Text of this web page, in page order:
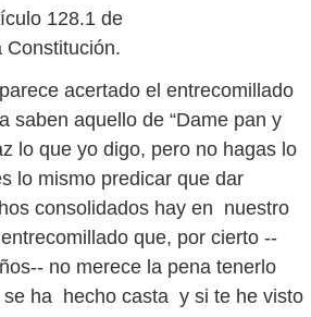
128.1 de
Constitución.
acertado el entrecomillado
saben aquello de “Dame pan y
lo que yo digo, pero no hagas lo
lo mismo predicar que dar
consolidados hay en nuestro
que, por cierto --
no merece la pena tenerlo
se ha hecho casta y si te he visto